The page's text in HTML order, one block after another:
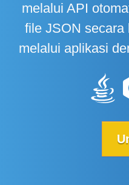
melalui API
file JSON secara
melalui aplikasi